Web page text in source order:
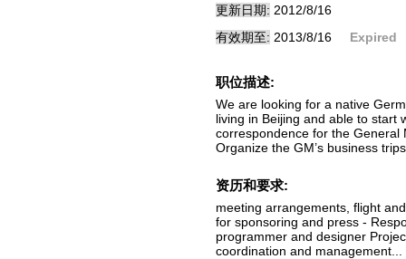
更新日期: 2012/8/16
有效期至: 2013/8/16 Expired
职位描述:
We are looking for a native
living in Beijing and able to start
correspondence for the General
Organize the GM’s business
资历和要求:
meeting arrangements, flight
for sponsoring and press -
programmer and designer
coordination and management...